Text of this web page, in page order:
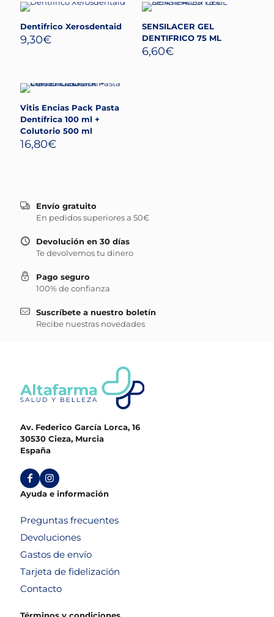
Dentifrico Xerosdentaid
9,30€
SENSILACER GEL
DENTIFRICO 75 ML
6,60€
Vitis Encias Pack Pasta
Dentífrica 100 ml +
Colutorio 500 ml
16,80€
Envío gratuito
En pedidos superiores a 50€
Devolución en 30 días
Te devolvemos tu dinero
Pago seguro
100% de confianza
Suscríbete a nuestro boletín
Recibe nuestras novedades
Av. Federico García Lorca, 16
30530 Cieza, Murcia
España
Ayuda e información
Preguntas frecuentes
Devoluciones
Gastos de envío
Tarjeta de fidelización
Contacto